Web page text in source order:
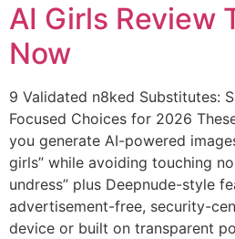
AI Girls Review
Now
9 Validated n8ked Substitutes:
Focused Choices for 2026
you generate AI-powered
girls” while avoiding touching
undress” plus Deepnude-style
advertisement-free, security-
device or built on transparent